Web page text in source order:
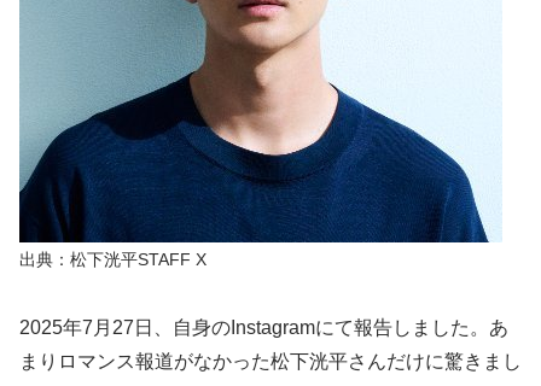
出典：松下洸平STAFF X
2025年7月27日、自身のInstagramにて報告しました。あ
まりロマンス報道がなかった松下洸平さんだけに驚きまし